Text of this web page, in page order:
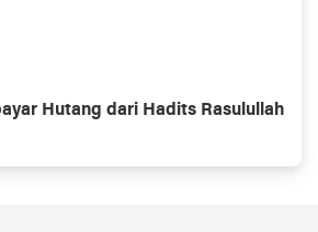
Hutang dari Hadits Rasulullah